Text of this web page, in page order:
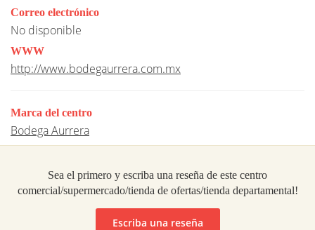
Correo electrónico
No disponible
WWW
http://www.bodegaurrera.com.mx
Marca del centro
Bodega Aurrera
Sea el primero y escriba una reseña de este centro
comercial/supermercado/tienda de ofertas/tienda departamental!
Escriba una reseña